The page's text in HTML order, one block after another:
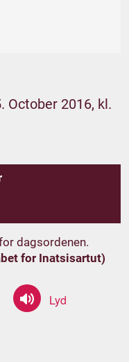
October 2016, kl.
dagsordenen.
for Inatsisartut)